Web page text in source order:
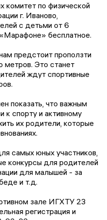
комитет по физической
г. Иваново,
с детьми от 6
бесплатное.
предстоит проползти
метров. Это станет
ждут спортивные
показать, что важным
к спорту и активному
их родители, которые
самых юных участников,
конкурсы для родителей
для малышей - за
и т.д.
зале ИГХТУ 23
регистрация и